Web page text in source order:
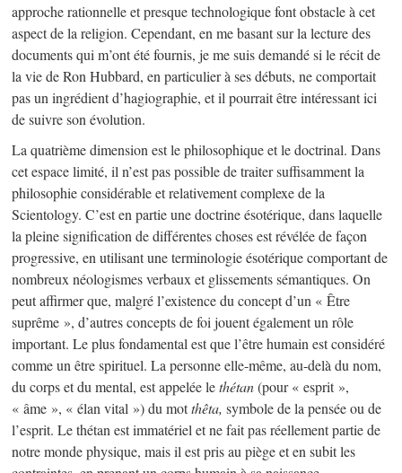
approche rationnelle et presque technologique font obstacle à cet
aspect de la religion. Cependant, en me basant sur la lecture des
documents qui m’ont été fournis, je me suis demandé si le récit de
la vie de Ron Hubbard, en particulier à ses débuts, ne comportait
pas un ingrédient d’hagiographie, et il pourrait être intéressant ici
de suivre son évolution.
La quatrième dimension est le philosophique et le doctrinal. Dans
cet espace limité, il n’est pas possible de traiter suffisamment la
philosophie considérable et relativement complexe de la
Scientology. C’est en partie une doctrine ésotérique, dans laquelle
la pleine signification de différentes choses est révélée de façon
progressive, en utilisant une terminologie ésotérique comportant de
nombreux néologismes verbaux et glissements sémantiques. On
peut affirmer que, malgré l’existence du concept d’un « Être
suprême », d’autres concepts de foi jouent également un rôle
important. Le plus fondamental est que l’être humain est considéré
comme un être spirituel. La personne elle-même, au-delà du nom,
du corps et du mental, est appelée lethétan(pour « esprit »,
« âme », « élan vital ») du motthêta, symbole de la pensée ou de
l’esprit. Le thétan est immatériel et ne fait pas réellement partie de
notre monde physique, mais il est pris au piège et en subit les